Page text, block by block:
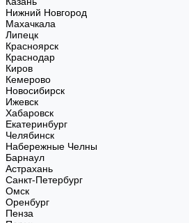
Нижний Новгород
Махачкала
Липецк
Красноярск
Краснодар
Киров
Кемерово
Новосибирск
Ижевск
Хабаровск
Екатеринбург
Челябинск
Набережные Челны
Барнаул
Астрахань
Санкт-Петербург
Омск
Оренбург
Пенза